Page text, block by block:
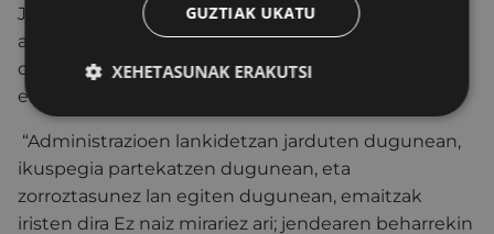
Jaurlaritzako Etxebizitza eta Hiri Agenda Sailaren
arteko lankidetza instituzionala ere nabarmendu
du, esparru horretan aurrera egiteko funtsezko
elementua dela adieraziz.
“Administrazioen lankidetzan jarduten dugunean,
ikuspegia partekatzen dugunean, eta
zorroztasunez lan egiten dugunean, emaitzak
iristen dira Ez naiz mirariez ari; jendearen beharrekin
GUZTIAK UKATU
XEHETASUNAK ERAKUTSI